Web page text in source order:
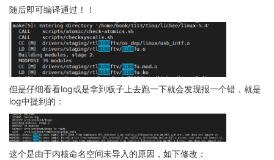
随后即可编译通过！！
但是仔细看看log或是拿到板子上去跑一下就会发现报一个错，就是
log中提到的：
这个是由于内核命名空间未导入的原因，如下修改：